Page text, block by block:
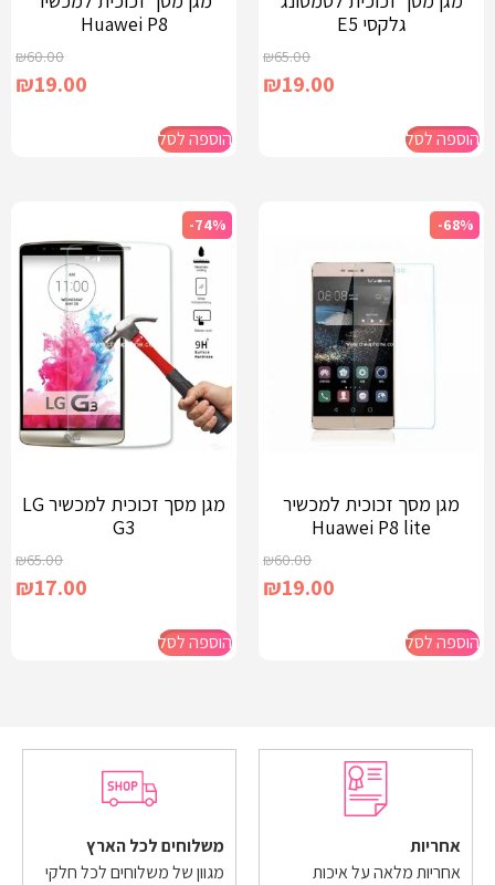
גלקסי E5
₪65.00
₪19.00
הוספה לסל
Huawei P8
₪60.00
₪19.00
הוספה לסל
-68%
מגן מסך זכוכית למכשיר
Huawei P8 lite
₪60.00
₪19.00
הוספה לסל
-74%
מגן מסך זכוכית למכשיר LG
G3
₪65.00
₪17.00
הוספה לסל
אחריות
אחריות מלאה על איכות
משלוחים לכל הארץ
מגוון של משלוחים לכל חלקי